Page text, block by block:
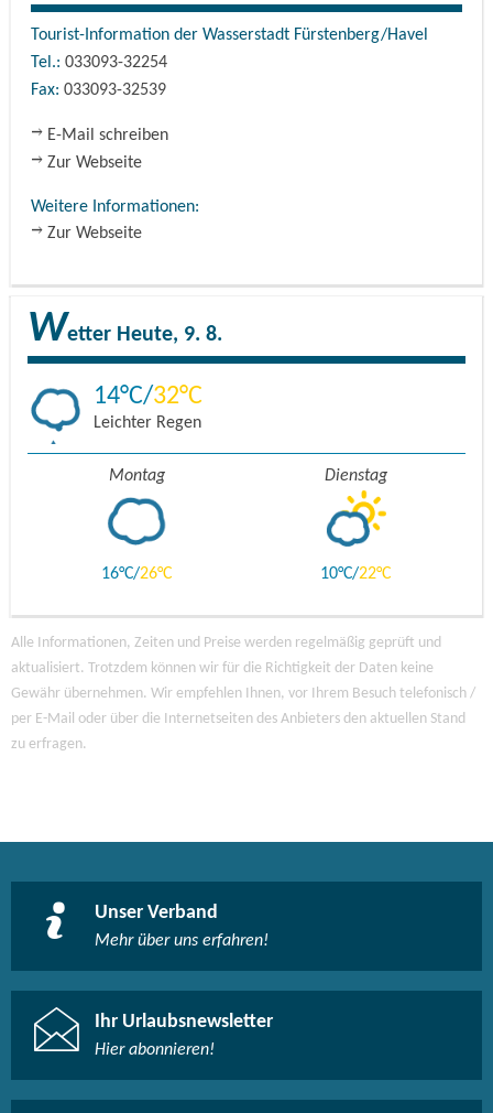
Tourist-Information der Wasserstadt Fürstenberg/Havel
Tel.: 033093-32254
Fax: 033093-32539
E-Mail schreiben
Zur Webseite
Weitere Informationen:
Zur Webseite
Wetter Heute, 9. 8.
14 32
Leichter Regen
Montag
16 26
Dienstag
10 22
Alle Informationen, Zeiten und Preise werden regelmäßig geprüft und
aktualisiert. Trotzdem können wir für die Richtigkeit der Daten keine
Gewähr übernehmen. Wir empfehlen Ihnen, vor Ihrem Besuch telefonisch /
per E-Mail oder über die Internetseiten des Anbieters den aktuellen Stand
zu erfragen.
Unser Verband
Mehr über uns erfahren!
Ihr Urlaubsnewsletter
Hier abonnieren!